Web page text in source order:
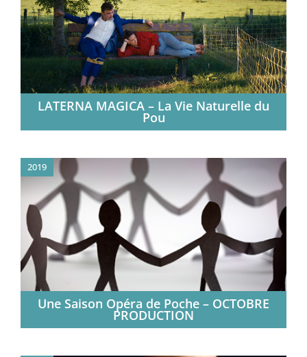
LATERNA MAGICA – La Vie Naturelle du
Pou
2019
Une Saison Opéra de Poche – OCTOBRE
PRODUCTION